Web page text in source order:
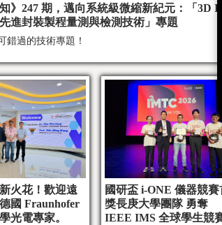
知》247 期，邁向系統級微縮新紀元：「3D
進封裝製程量測與檢測技術」專題
錯過的技術專題！
火花！歡迎遠
國 Fraunhofer
光電專家。
國研盃 i-ONE 儀器競賽
獎長庚大學團隊 勇奪
IEEE IMS 全球學生競